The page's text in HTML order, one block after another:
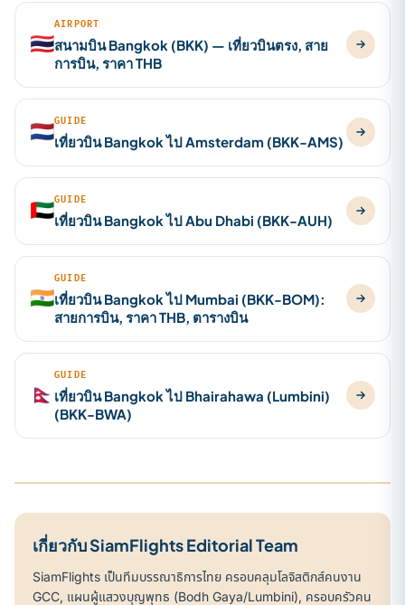
🇹🇭
AIRPORT
สนามบิน Bangkok (BKK) — เที่ยวบินตรง, สาย
การบิน, ราคา THB
🇳🇱GUIDE
เที่ยวบิน Bangkok ไป Amsterdam (BKK-AMS)
🇦🇪GUIDE
เที่ยวบิน Bangkok ไป Abu Dhabi (BKK-AUH)
🇮🇳
GUIDE
เที่ยวบิน Bangkok ไป Mumbai (BKK-BOM):
สายการบิน, ราคา THB, ตารางบิน
🇳🇵
GUIDE
เที่ยวบิน Bangkok ไป Bhairahawa (Lumbini)
(BKK-BWA)
เกี่ยวกับ SiamFlights Editorial Team
SiamFlights เป็นทีมบรรณาธิการไทย ครอบคลุมโลจิสติกส์คนงาน
GCC, แผนผู้แสวงบุญพุทธ (Bodh Gaya/Lumbini), ครอบครัวคน